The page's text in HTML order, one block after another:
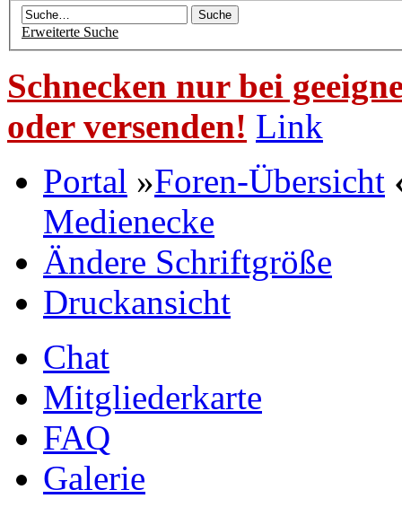
Erweiterte Suche
Schnecken nur bei
oder versenden! Link
Portal »Foren-Übersicht
Medienecke
Ändere Schriftgröße
Druckansicht
Chat
Mitgliederkarte
FAQ
Galerie